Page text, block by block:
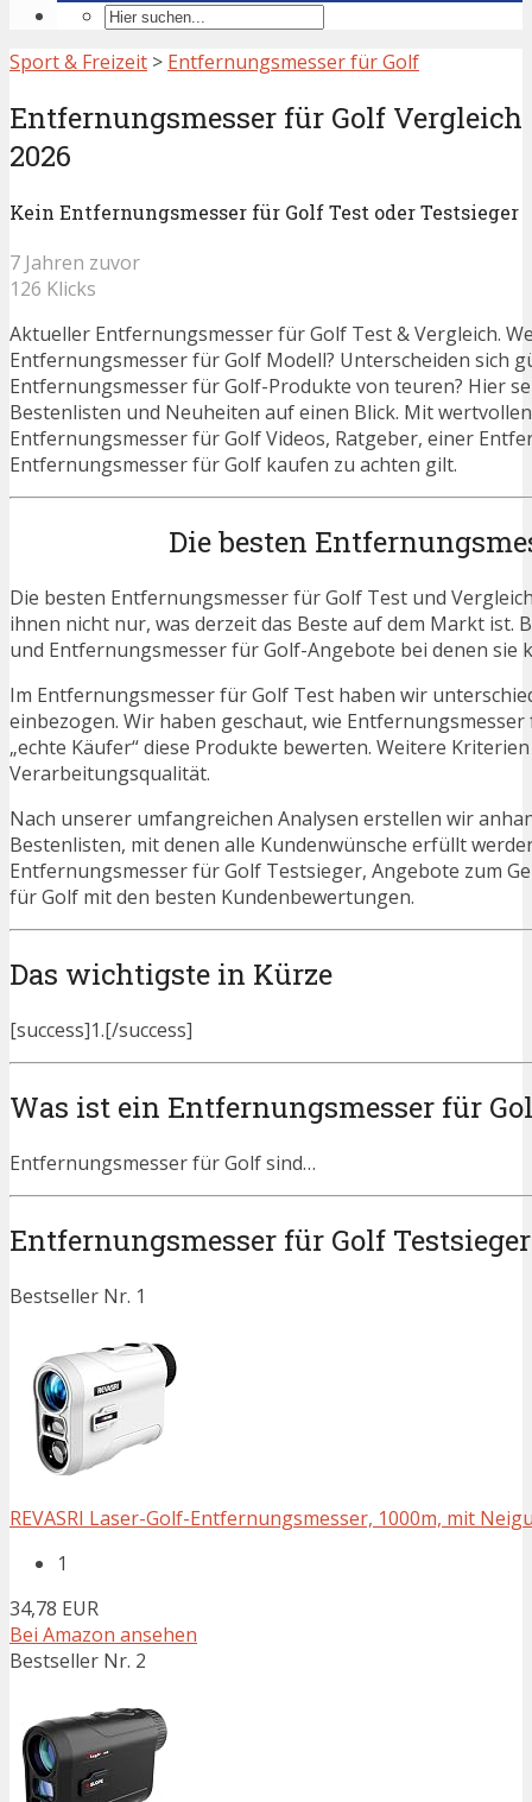
Sport & Freizeit > Entfernungsmesser für Golf
Entfernungsmesser für Golf Vergleich
2026
Kein Entfernungsmesser für Golf Test oder Testsieger
7 Jahren zuvor
126 Klicks
Aktueller Entfernungsmesser für Golf Test & Vergleich.
Entfernungsmesser für Golf Modell? Unterscheiden sich
Entfernungsmesser für Golf-Produkte von teuren? Hier
Bestenlisten und Neuheiten auf einen Blick. Mit
Entfernungsmesser für Golf Videos, Ratgeber, einer
Entfernungsmesser für Golf kaufen zu achten gilt.
Die besten
Die besten Entfernungsmesser für Golf Test und
ihnen nicht nur, was derzeit das Beste auf dem Markt ist.
und Entfernungsmesser für Golf-Angebote bei denen sie
Im Entfernungsmesser für Golf Test haben wir
einbezogen. Wir haben geschaut, wie
„echte Käufer“ diese Produkte bewerten. Weitere
Verarbeitungsqualität.
Nach unserer umfangreichen Analysen erstellen wir
Bestenlisten, mit denen alle Kundenwünsche erfüllt
Entfernungsmesser für Golf Testsieger, Angebote zum
für Golf mit den besten Kundenbewertungen.
Das wichtigste in Kürze
[success]1.[/success]
Was ist ein Entfernungsmesser für
Entfernungsmesser für Golf sind…
Entfernungsmesser für Golf Testsieger
Bestseller Nr. 1
REVASRI Laser-Golf-Entfernungsmesser, 1000m, mit
1
34,78 EUR
Bei Amazon ansehen
Bestseller Nr. 2